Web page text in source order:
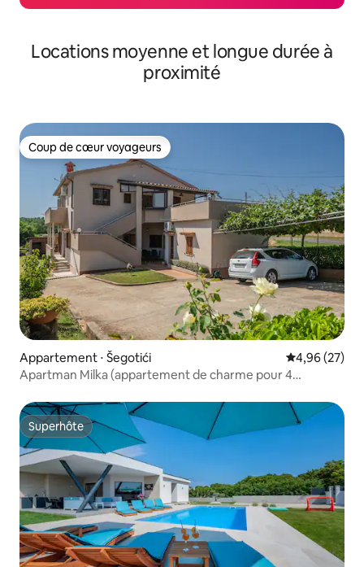
Locations moyenne et longue durée à
proximité
Coup de cœur voyageurs
Coup de cœur voyageurs
Appartement ⋅ Šegotići Évaluation
4,96 (27)
Apartman Milka (appartement de charme pour 4
Superhôte
Superhôte